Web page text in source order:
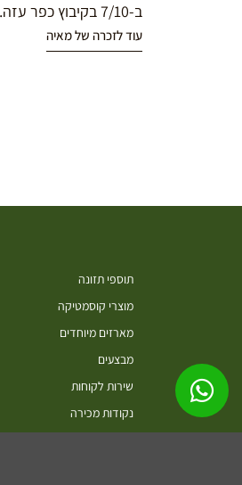
ב-7/10 בקיבוץ כפר עזה. אנחנו כאן להמשיך את דרכה במורינגה.
עוד לזכרה של מאיה
תוספי תזונה
מוצרי קוסמטיקה
מארזים מיוחדים
מבצעים
שירות לקוחות
נקודות מכירה